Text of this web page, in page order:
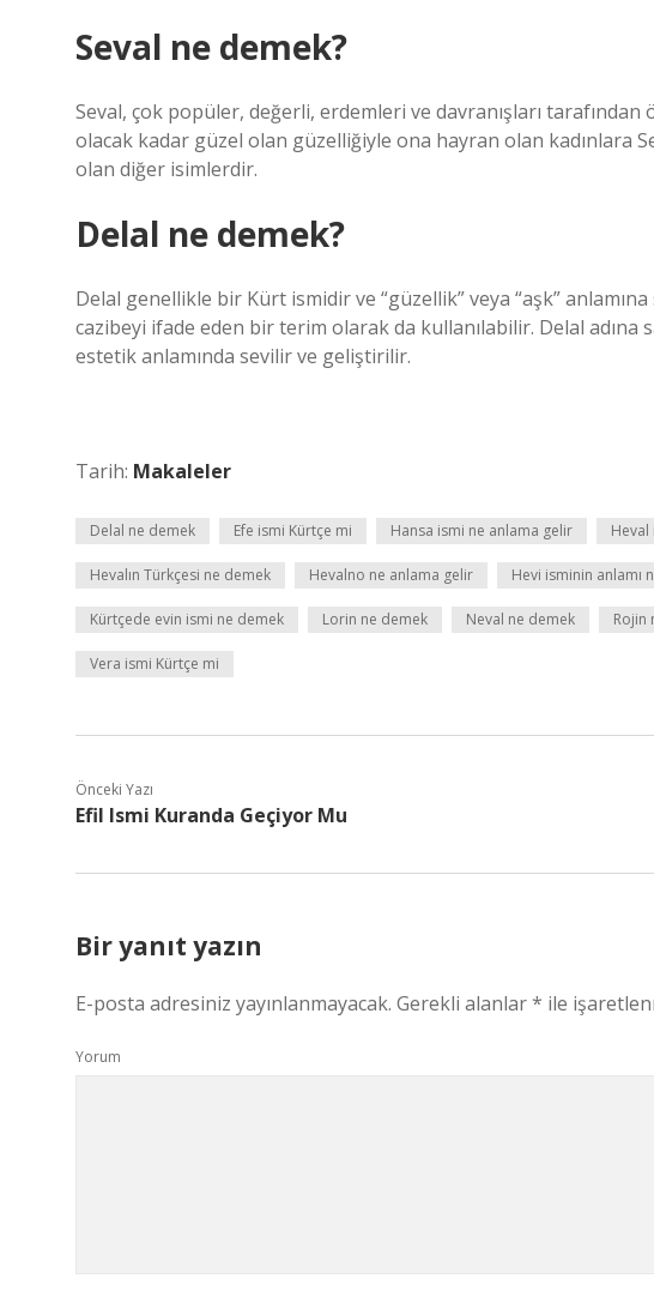
Seval ne demek?
Seval, çok popüler, değerli, erdemleri ve davranışları tarafından
olacak kadar güzel olan güzelliğiyle ona hayran olan kadınlara
olan diğer isimlerdir.
Delal ne demek?
Delal genellikle bir Kürt ismidir ve “güzellik” veya “aşk”
cazibeyi ifade eden bir terim olarak da kullanılabilir. Delal
estetik anlamında sevilir ve geliştirilir.
Tarih: Makaleler
Delal ne demek Efe ismi Kürtçe mi Hansa ismi ne anlama gelir Heval
Hevalın Türkçesi ne demek Hevalno ne anlama gelir Hevi isminin anlamı
Kürtçede evin ismi ne demek Lorin ne demek Neval ne demek Rojin
Vera ismi Kürtçe mi
Önceki Yazı
Efil Ismi Kuranda Geçiyor Mu
Bir yanıt yazın
E-posta adresiniz yayınlanmayacak. Gerekli alanlar* ile
Yorum